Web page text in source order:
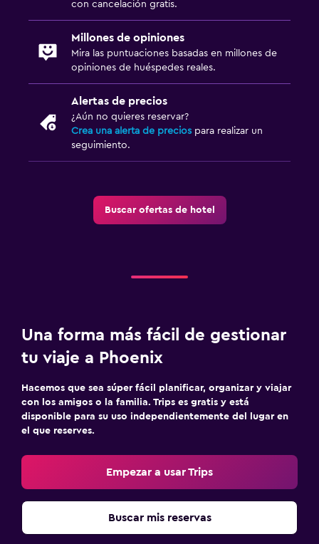
con cancelación gratis.
Millones de opiniones
Mira las puntuaciones basadas en millones de
opiniones de huéspedes reales.
Alertas de precios
¿Aún no quieres reservar?
Crea una alerta de precios para realizar un
seguimiento.
Buscar ofertas de hotel
Una forma más fácil de gestionar
tu viaje a Phoenix
Hacemos que sea súper fácil planificar, organizar y viajar
con los amigos o la familia. Trips es gratis y está
disponible para su uso independientemente del lugar en
el que reserves.
Empezar a usar Trips
Buscar mis reservas